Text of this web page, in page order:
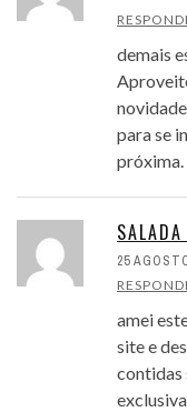
demais
para se
próxima.
25
amei
site e
contidas